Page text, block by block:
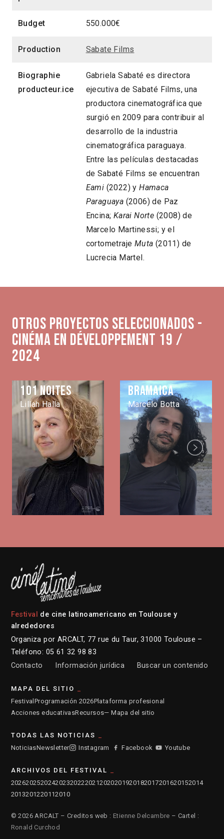
Budget 550.000€
Production Sabate Films
Biographie
producteur.ice
Gabriela Sabaté es directora
ejecutiva de Sabaté Films, una
productora cinematográfica que
surgió en 2009 para contribuir al
desarrollo de la industria
cinematográfica paraguaya.
Entre las películas destacadas
de Sabaté Films se encuentran
Eami (2022) yHamaca
Paraguaya (2006) de Paz
Encina; Karai Norte (2008) de
Marcelo Martinessi; y el
cortometraje Muta (2011) de
Lucrecia Martel.
Otros proyectos seleccionados -
Cinéma en développement 19 /
2024
101 noites
Lillah Halla
Bramaica
Marcelo Botta
Next
Festival
de cine latinoamericano en Toulouse y
alrededores
Organiza por ARCALT, 77 rue du Taur, 31000 Toulouse –
Teléfono: 05 61 32 98 83
Contacto
Información jurídica Buscar un contenido
MAPA DEL SITIO
Festival Programación 2026Plataforma profesional
Acciones educativasRecursos— Mapa del sitio
TODAS LAS NOTICIAS
NoticiasNewsletter Instagram Facebook Youtube
ARCHIVOS DEL FESTIVAL
2026202520242023202220212020201920182017201620152014
2013201220112010
© 2026 ARCALT – Creditos web : Etienne Delcambre – Cartel :
Ronald Curchod